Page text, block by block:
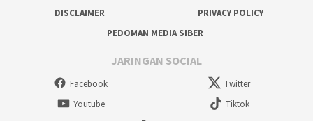
DISCLAIMER
PRIVACY POLICY
PEDOMAN MEDIA SIBER
JARINGAN SOCIAL
Facebook
Twitter
Youtube
Tiktok